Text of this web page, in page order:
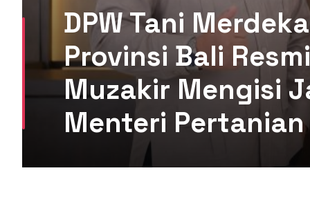
DPW Tani
Provinsi Bali
Muzakir Mengisi
Menteri Pertanian